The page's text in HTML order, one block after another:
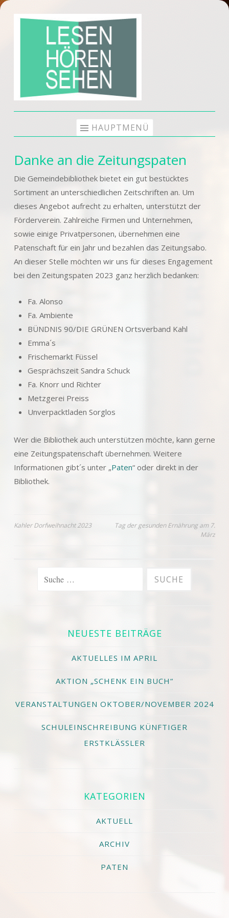
Zum
HAUPTMENÜ
Danke an die Zeitungspaten
Die Gemeindebibliothek bietet ein gut bestücktes
Sortiment an unterschiedlichen Zeitschriften an. Um
dieses Angebot aufrecht zu erhalten, unterstützt der
Förderverein. Zahlreiche Firmen und Unternehmen,
sowie einige Privatpersonen, übernehmen eine
Patenschaft für ein Jahr und bezahlen das Zeitungsabo.
An dieser Stelle möchten wir uns für dieses Engagement
bei den Zeitungspaten 2023 ganz herzlich bedanken:
Fa. Alonso
Fa. Ambiente
BÜNDNIS 90/DIE GRÜNEN Ortsverband Kahl
Emma´s
Frischemarkt Füssel
Gesprächszeit Sandra Schuck
Fa. Knorr und Richter
Metzgerei Preiss
Unverpacktladen Sorglos
Wer die Bibliothek auch unterstützen möchte, kann gerne
eine Zeitungspatenschaft übernehmen. Weitere
Informationen gibt´s unter „Paten“ oder direkt in der
Bibliothek.
Beitrags-
Kahler Dorfweihnacht 2023
Tag der gesunden Ernährung am 7.
März
SUCHE
NACH:
NEUESTE BEITRÄGE
AKTUELLES IM APRIL
AKTION „SCHENK EIN BUCH“
VERANSTALTUNGEN OKTOBER/NOVEMBER 2024
SCHULEINSCHREIBUNG KÜNFTIGER
ERSTKLÄSSLER
KATEGORIEN
AKTUELL
ARCHIV
PATEN